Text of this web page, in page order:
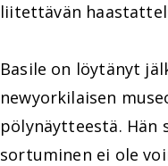
liitettävän
Basile on löytänyt
newyorkilaisen
pölynäytteestä. Hän
sortuminen ei ole